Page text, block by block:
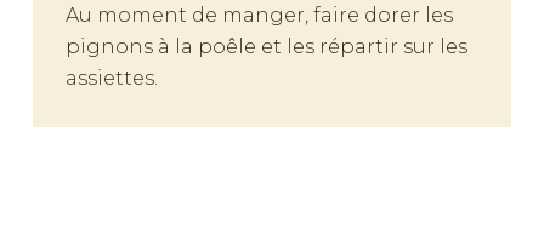
Au moment de manger, faire dorer les
pignons à la poêle et les répartir sur les
assiettes.